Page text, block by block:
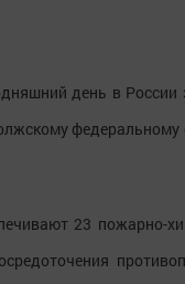
день в
федеральному
23 пожарно-